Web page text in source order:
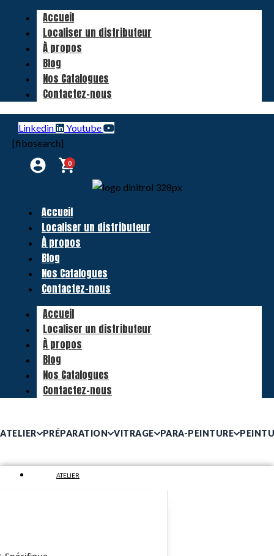
Accueil
Localiser un distributeur
À propos
Blog
Nos Catalogues
Contactez-nous
Linkedin
Youtube
[fibosearch]
0
Accueil
Localiser un distributeur
À propos
Blog
Nos Catalogues
Contactez-nous
Accueil
Localiser un distributeur
À propos
Blog
Nos Catalogues
Contactez-nous
ATELIER PRÉPARATION VITRAGE PARA-PEINTURE
ATELIER